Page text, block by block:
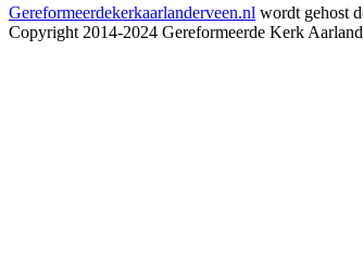
Gereformeerdekerkaarlanderveen.nl wordt gehost
Copyright 2014-2024 Gereformeerde Kerk